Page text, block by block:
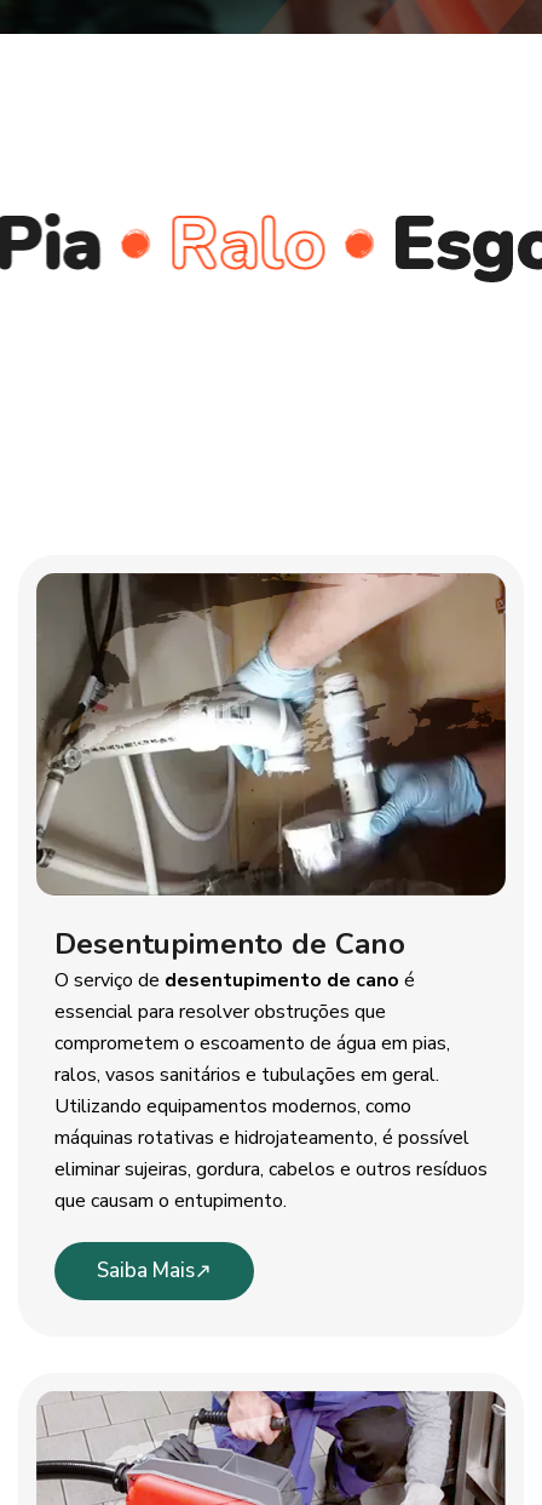
Ralo Esgoto
Desentupimento de Cano
O serviço de desentupimento de cano é
essencial para resolver obstruções que
comprometem o escoamento de água em pias,
ralos, vasos sanitários e tubulações em geral.
Utilizando equipamentos modernos, como
máquinas rotativas e hidrojateamento, é possível
eliminar sujeiras, gordura, cabelos e outros resíduos
que causam o entupimento.
Saiba Mais